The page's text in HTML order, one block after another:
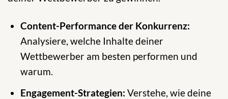
Content-Performance der Konkurrenz:
Analysiere, welche Inhalte deiner
Wettbewerber am besten performen und
warum.
Engagement-Strategien: Verstehe, wie deine